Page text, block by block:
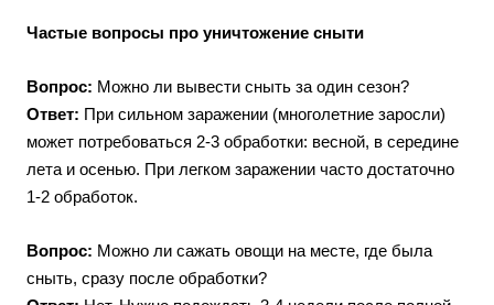
Частые вопросы про уничтожение сныти
Вопрос: Можно ли вывести сныть за один сезон?
Ответ: При сильном заражении (многолетние заросли)
может потребоваться 2-3 обработки: весной, в середине
лета и осенью. При легком заражении часто достаточно
1-2 обработок.
Вопрос: Можно ли сажать овощи на месте, где была
сныть, сразу после обработки?